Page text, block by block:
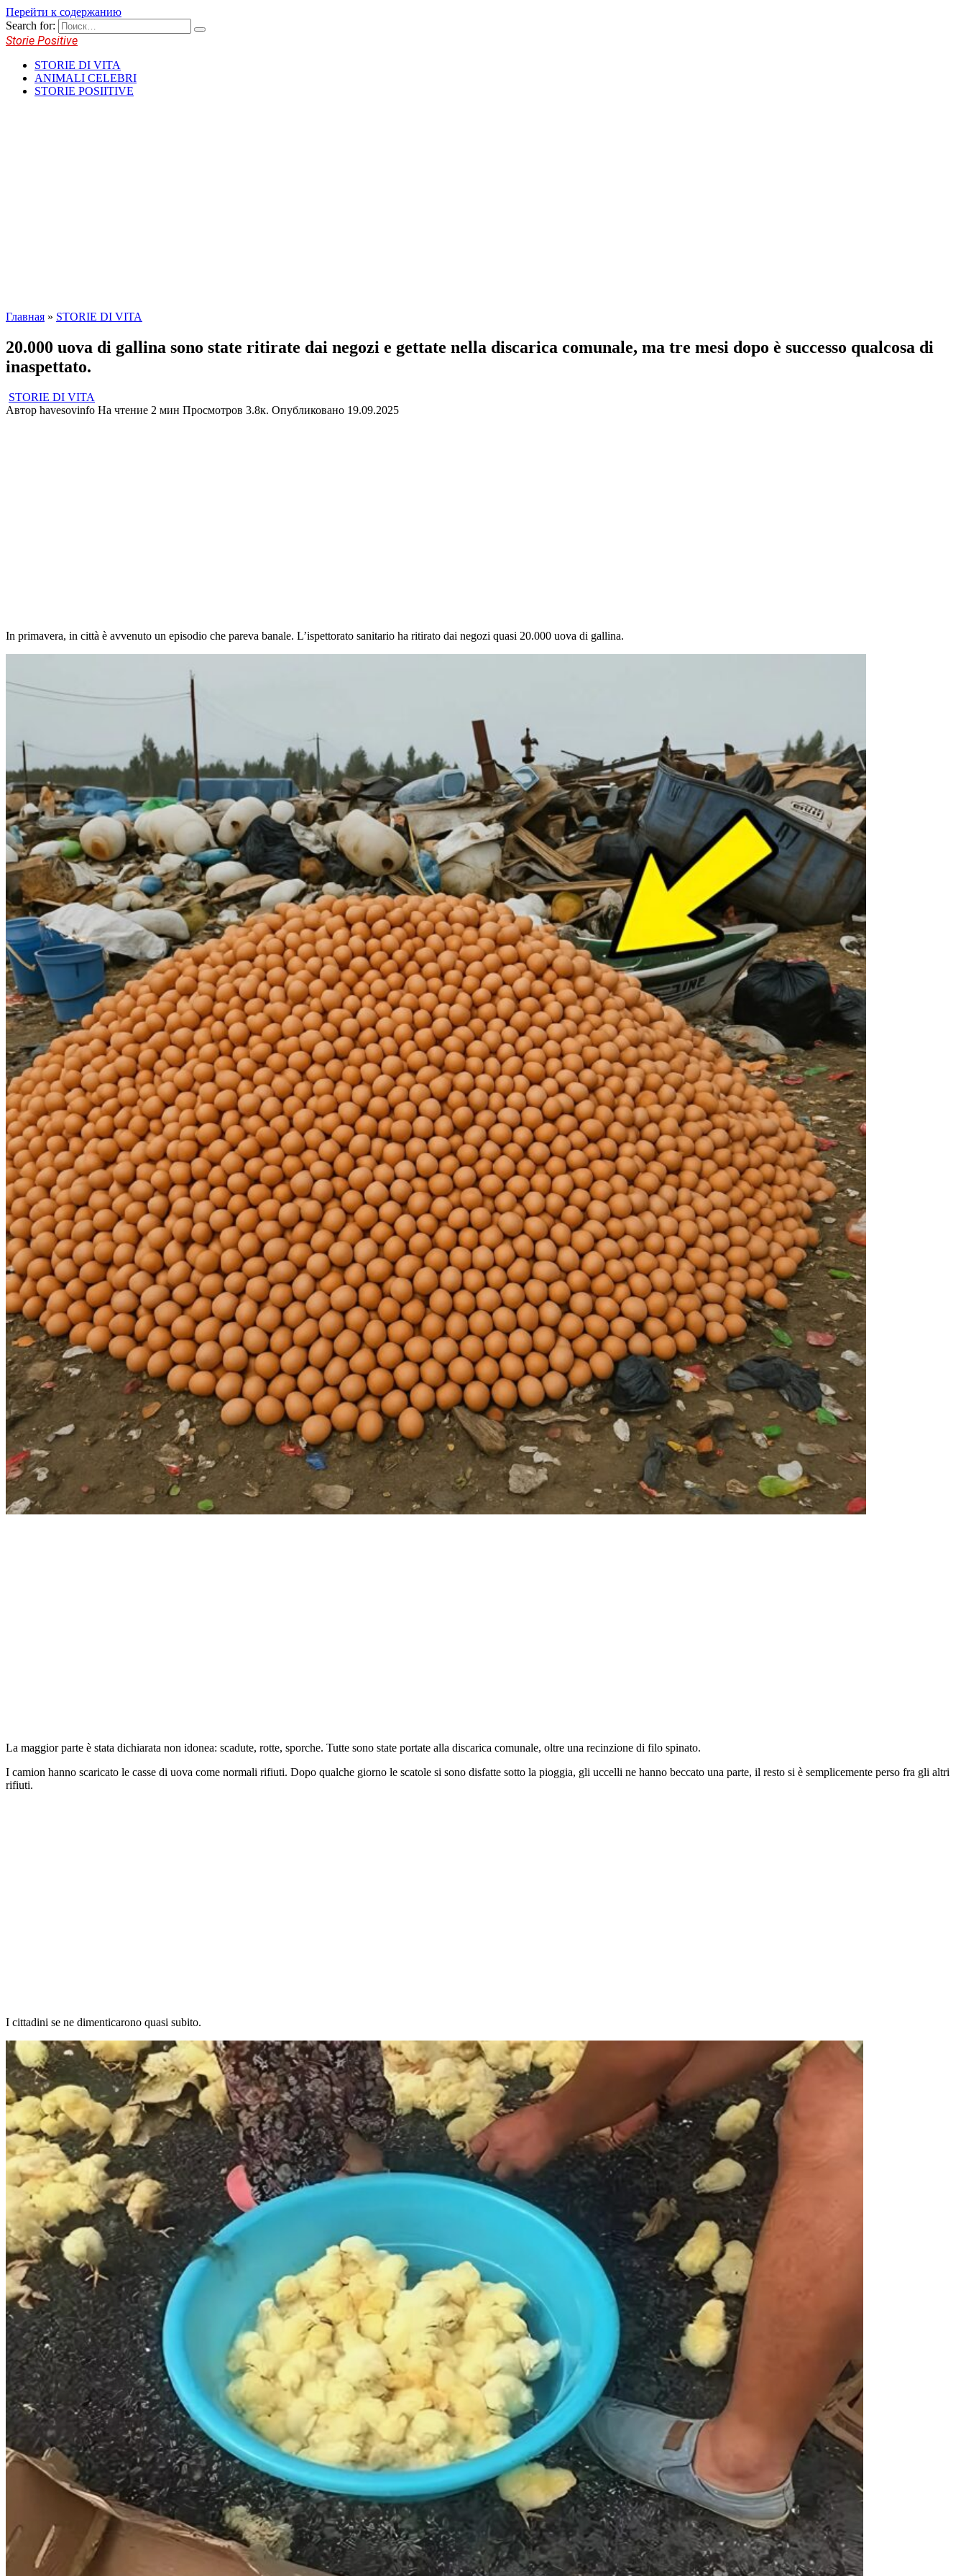
Перейти к содержанию
Search for:
Storie Positive
STORIE DI VITA
ANIMALI CELEBRI
STORIE POSIITIVE
Главная » STORIE DI VITA
20.000 uova di gallina sono state ritirate dai negozi e gettate nella discarica comunale, ma tre mesi dopo è successo qualcosa di
inaspettato.
STORIE DI VITA
Автор havesovinfo На чтение 2 мин Просмотров 3.8к. Опубликовано 19.09.2025
In primavera, in città è avvenuto un episodio che pareva banale. L’ispettorato sanitario ha ritirato dai negozi quasi 20.000 uova di gallina.
La maggior parte è stata dichiarata non idonea: scadute, rotte, sporche. Tutte sono state portate alla discarica comunale, oltre una recinzione di filo spinato.
I camion hanno scaricato le casse di uova come normali rifiuti. Dopo qualche giorno le scatole si sono disfatte sotto la pioggia, gli uccelli ne hanno beccato una parte, il resto si è semplicemente perso fra gli altri
rifiuti.
I cittadini se ne dimenticarono quasi subito.